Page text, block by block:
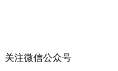
关注微信公众号